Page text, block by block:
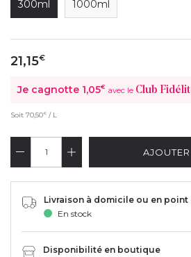
300ml 1000ml
21,15€
Je cagnotte 1,05€ avec le Club
Soit 70,50€ / L
Livraison à domicile ou en point
En stock
Disponibilité en boutique